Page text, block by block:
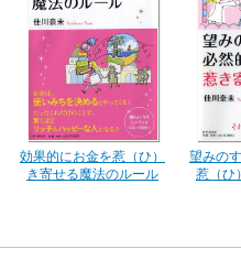
効果的にお金を惹（ひ）
き寄せる魔法のルール
望みの
惹（ひ